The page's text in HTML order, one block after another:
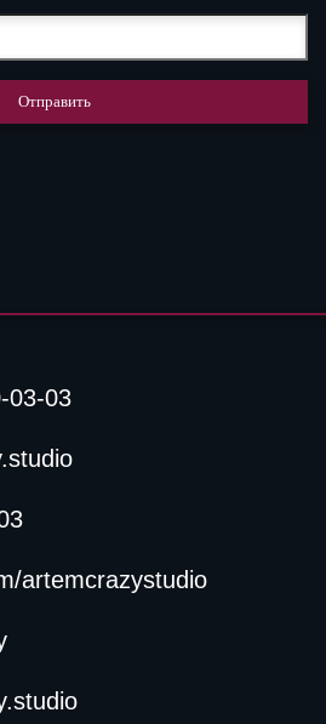
Отправить
03-03
artemcrazystudio